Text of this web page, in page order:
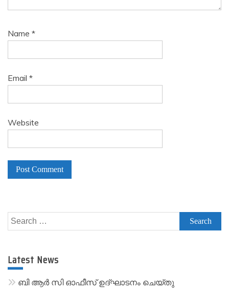
Name *
Email *
Website
l
n
a
Search
for:
Latest News
ബി ആർ സി ഓഫീസ് ഉദ്ഘാടനം ചെയ്തു